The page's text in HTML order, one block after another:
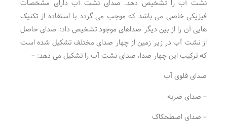
نشت آب را تشخیص دهد. صدای نشت آب دارای مشخصات
فیزیکی خاصی می باشد که موجب می گردد با استفاده از تکنیک
هایی آن را از بین دیگر صداهای موجود تشخیص داد: صدای حاصل
از نشت آب در زیر زمین از چهار صدای مختلف تشکیل شده است
که ترکیب این چهار صدا، صدای نشت آب را تشکیل می دهد: –
صدای فلوی آب
– صدای ضربه
– صدای اصطحکاک